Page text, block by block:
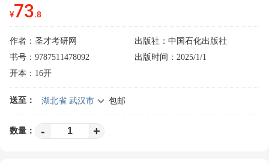
¥73.8
作者： 圣才考研网
出版社：中国石化出版社
书号：9787511478092
出版时间：2025/1/1
开本：16开
送至： 湖北省 武汉市 包邮
数量： - +